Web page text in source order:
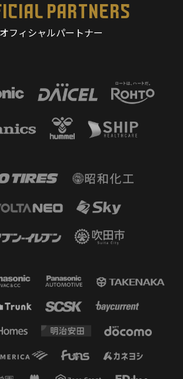
PARTNERS
オフィシャルパートナー